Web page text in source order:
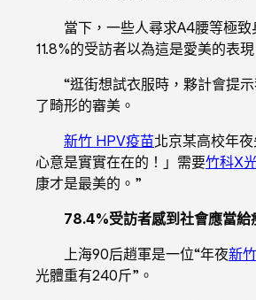
當下，一些人尋求A4腰等極致
11.8%的受訪者以為這是愛美的表
“逛街想試衣服時，夥計會提
了畸形的審美。
新竹 HPV疫苗北京某高校年
心意是實實在在的！」需要竹科X
康才是最美的。”
78.4%受訪者感到社會應當給
上海90后趙軍是一位“年夜新
光體重有240斤”。